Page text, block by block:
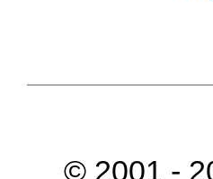
© 2001 -